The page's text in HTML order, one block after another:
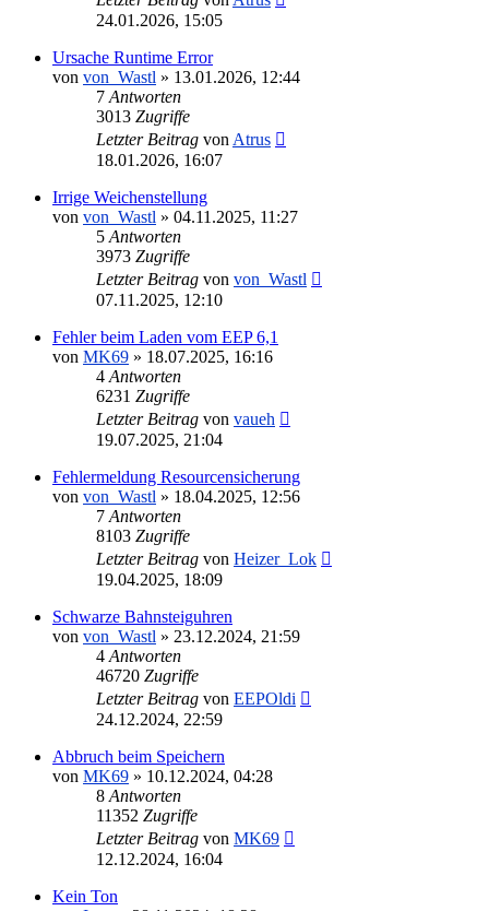
24.01.2026, 15:05
Ursache Runtime Error
von von_Wastl » 13.01.2026, 12:44
7 Antworten
3013 Zugriffe
Letzter Beitrag von Atrus
18.01.2026, 16:07
Irrige Weichenstellung
von von_Wastl » 04.11.2025, 11:27
5 Antworten
3973 Zugriffe
Letzter Beitrag von von_Wastl
07.11.2025, 12:10
Fehler beim Laden vom EEP 6,1
von MK69 » 18.07.2025, 16:16
4 Antworten
6231 Zugriffe
Letzter Beitrag von vaueh
19.07.2025, 21:04
Fehlermeldung Resourcensicherung
von von_Wastl » 18.04.2025, 12:56
7 Antworten
8103 Zugriffe
Letzter Beitrag von Heizer_Lok
19.04.2025, 18:09
Schwarze Bahnsteiguhren
von von_Wastl » 23.12.2024, 21:59
4 Antworten
46720 Zugriffe
Letzter Beitrag von EEPOldi
24.12.2024, 22:59
Abbruch beim Speichern
von MK69 » 10.12.2024, 04:28
8 Antworten
11352 Zugriffe
Letzter Beitrag von MK69
12.12.2024, 16:04
Kein Ton